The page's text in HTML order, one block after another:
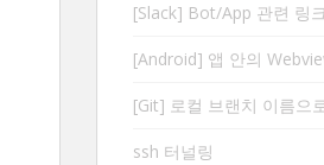
[Slack] Bot/App 관련 링
[Android] 앱 안의
[Git] 로컬 브랜치 이름으
ssh 터널링